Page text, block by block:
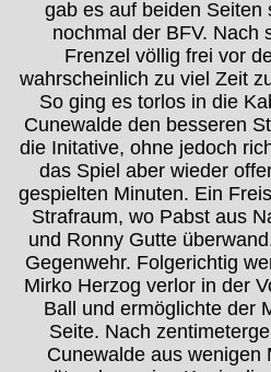
gab es auf beiden Seiten
nochmal der BFV. Nach
Frenzel völlig frei vor
wahrscheinlich zu viel Zeit
So ging es torlos in die
Cunewalde den besseren
die Initative, ohne jedoch
das Spiel aber wieder
gespielten Minuten. Ein
Strafraum, wo Pabst aus
und Ronny Gutte
Gegenwehr. Folgerichtig
Mirko Herzog verlor in der
Ball und ermöglichte der
Seite. Nach
Cunewalde aus wenigen